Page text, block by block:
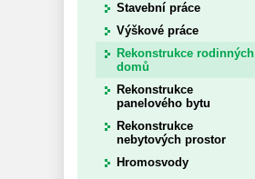
Stavební práce
Výškové práce
Rekonstrukce rodinných
domů
Rekonstrukce
panelového bytu
Rekonstrukce
nebytových prostor
Hromosvody